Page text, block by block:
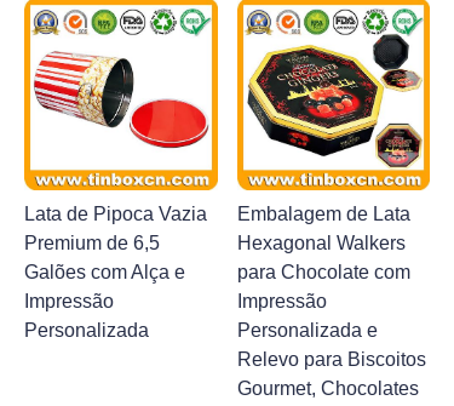
Lata de Pipoca Vazia
Premium de 6,5
Galões com Alça e
Impressão
Personalizada
Embalagem de Lata
Hexagonal Walkers
para Chocolate com
Impressão
Personalizada e
Relevo para Biscoitos
Gourmet, Chocolates